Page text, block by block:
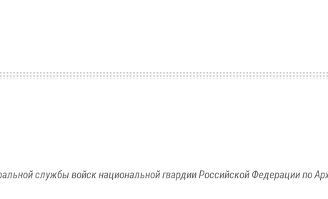
службы войск национальной гвардии Российской Федерации по